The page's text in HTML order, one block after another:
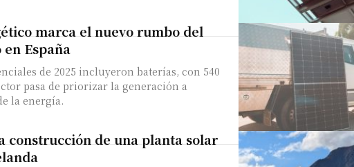
marca el nuevo rumbo del
España
de 2025 incluyeron baterías, con 540
pasa de priorizar la generación a
la energía.
construcción de una planta solar